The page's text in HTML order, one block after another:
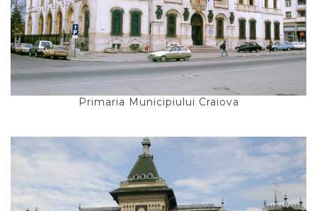
Primaria Municipiului Craiova